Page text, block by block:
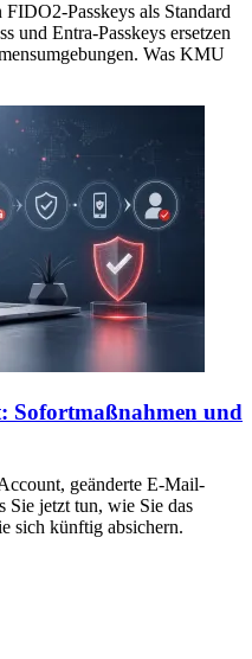
Passkeys als Standard
und Entra-Passkeys ersetzen
Was KMU
Sofortmaßnahmen und
geänderte E-Mail-
Sie jetzt tun, wie Sie das
sich künftig absichern.